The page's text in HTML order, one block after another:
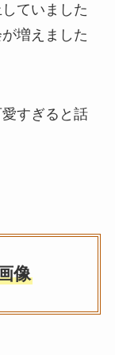
ていました
増えました
すぎると話
像